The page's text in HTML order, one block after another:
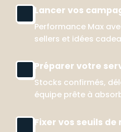
Lancer vos
Performance Max
sellers et idées
Préparer votre
Stocks confirmés,
équipe prête à
Fixer vos seuils